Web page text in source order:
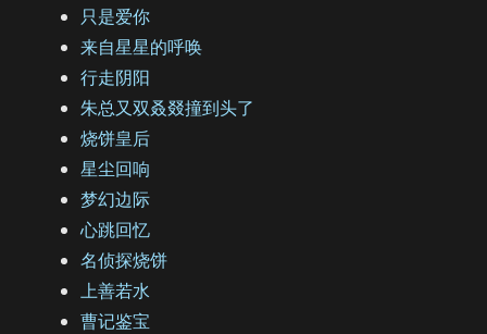
只是爱你
来自星星的呼唤
行走阴阳
朱总又双叒叕撞到头了
烧饼皇后
星尘回响
梦幻边际
心跳回忆
名侦探烧饼
上善若水
曹记鉴宝